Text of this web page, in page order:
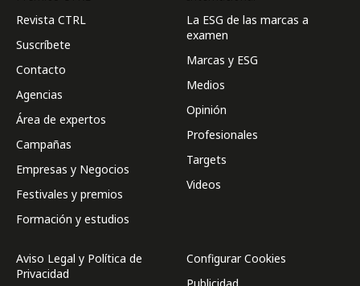
Revista CTRL
Suscríbete
Contacto
Agencias
Área de expertos
Campañas
Empresas y Negocios
Festivales y premios
Formación y estudios
La ESG de las marcas a
examen
Marcas y ESG
Medios
Opinión
Profesionales
Targets
Videos
Aviso Legal y Política de
Privacidad
Configurar Cookies